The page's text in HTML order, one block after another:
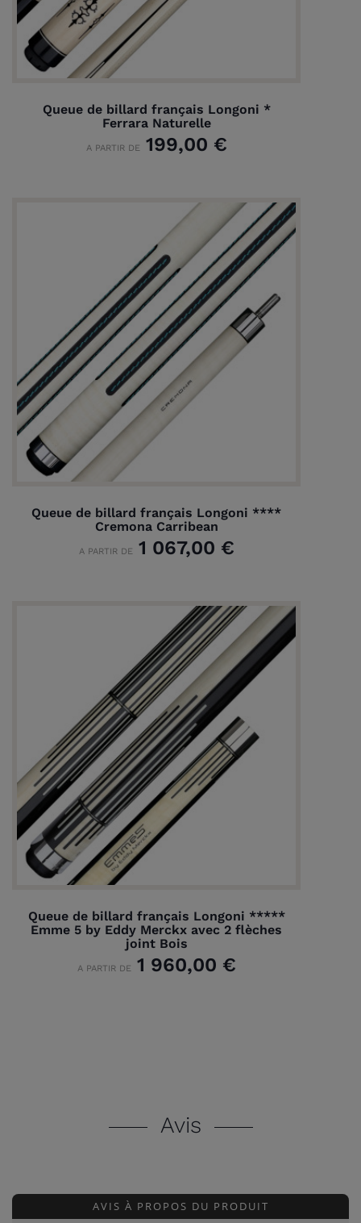
Queue de billard français Longoni *
Ferrara Naturelle
A PARTIR DE199,00 €
Queue de billard français Longoni ****
Cremona Carribean
A PARTIR DE1 067,00 €
Queue de billard français Longoni *****
Emme 5 by Eddy Merckx avec 2 flèches
joint Bois
A PARTIR DE1 960,00 €
Avis
AVIS À PROPOS DU PRODUIT